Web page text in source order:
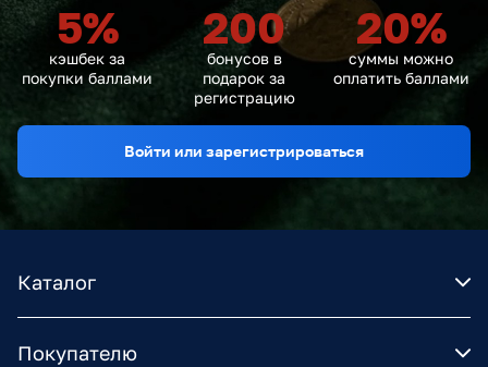
5%
кэшбек за
покупки баллами
200
бонусов в
подарок за
регистрацию
20%
суммы можно
оплатить баллами
Войти или зарегистрироваться
Каталог
Покупателю